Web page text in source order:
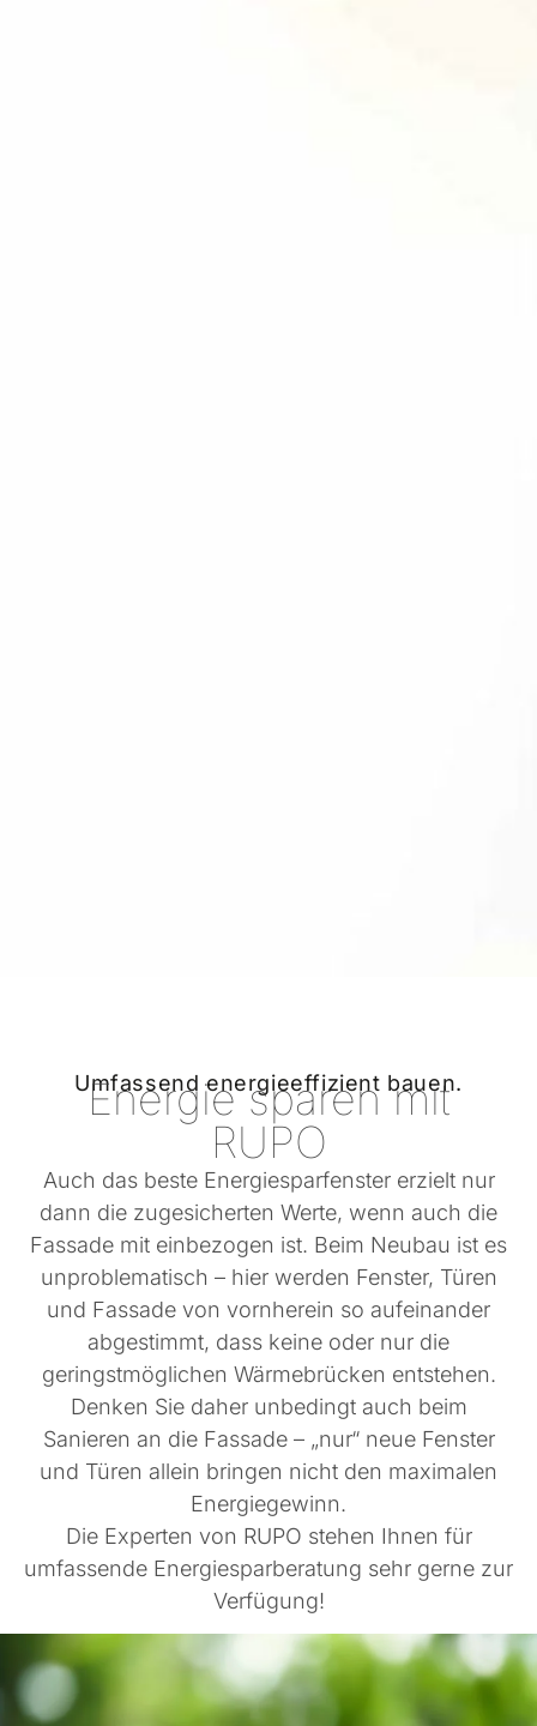
Umfassend energieeffizient bauen.
Energie sparen mit
RUPO
Auch das beste Energiesparfenster erzielt nur
dann die zugesicherten Werte, wenn auch die
Fassade mit einbezogen ist. Beim Neubau ist es
unproblematisch – hier werden Fenster, Türen
und Fassade von vornherein so aufeinander
abgestimmt, dass keine oder nur die
geringstmöglichen Wärmebrücken entstehen.
Denken Sie daher unbedingt auch beim
Sanieren an die Fassade – „nur“ neue Fenster
und Türen allein bringen nicht den maximalen
Energiegewinn.
Die Experten von RUPO stehen Ihnen für
umfassende Energiesparberatung sehr gerne zur
Verfügung!